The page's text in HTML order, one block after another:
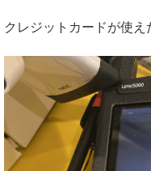
クレジットカードが使え